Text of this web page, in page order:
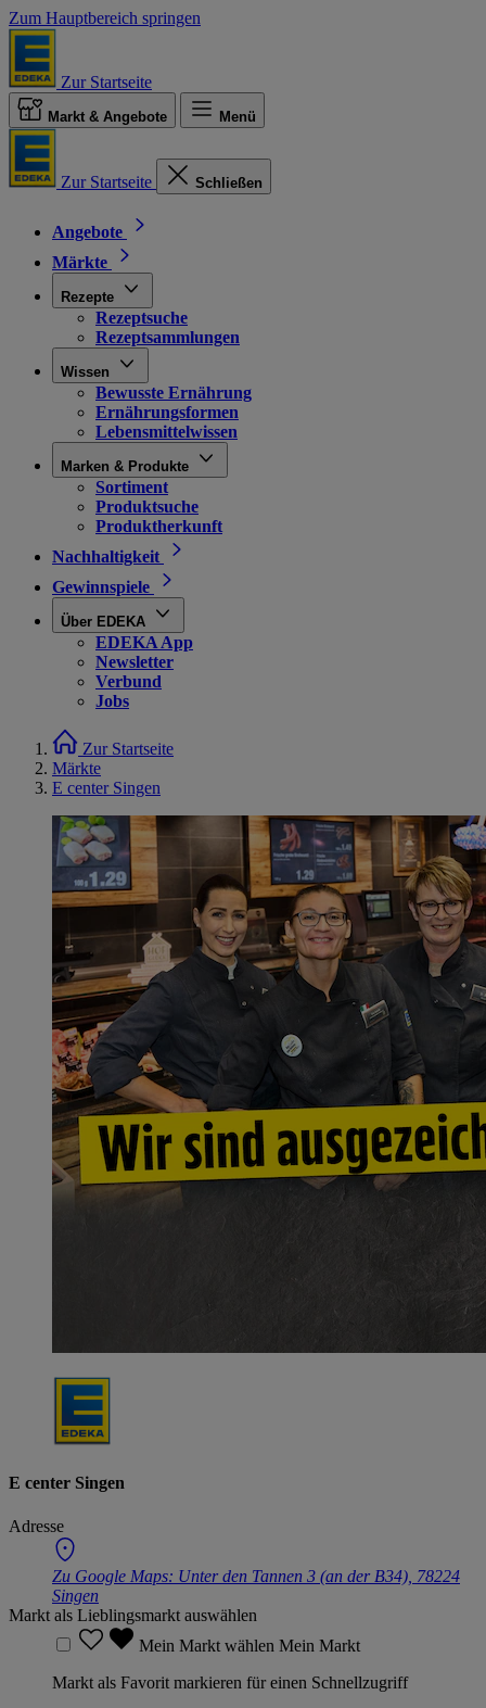
Zum Hauptbereich springen
Zur Startseite
Markt & Angebote Menü
Zur Startseite Schließen
Angebote
Märkte
Rezepte
Rezeptsuche
Rezeptsammlungen
Wissen
Bewusste Ernährung
Ernährungsformen
Lebensmittelwissen
Marken & Produkte
Sortiment
Produktsuche
Produktherkunft
Nachhaltigkeit
Gewinnspiele
Über EDEKA
EDEKA App
Newsletter
Verbund
Jobs
Zur Startseite
Märkte
E center Singen
E center Singen
Adresse
Zu Google Maps: Unter den Tannen 3 (an der B34), 78224
Singen
Markt als Lieblingsmarkt auswählen
Mein Markt wählen Mein Markt
Markt als Favorit markieren für einen Schnellzugriff